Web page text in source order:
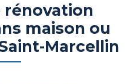
rénovation
maison ou
Marcellin